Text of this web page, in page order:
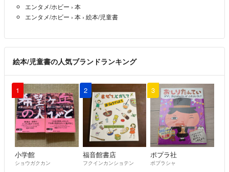
エンタメ/ホビー › 本
エンタメ/ホビー › 本 › 絵本/児童書
絵本/児童書の人気ブランドランキング
1
小学館
ショウガクカン
2
福音館書店
フクインカンショテン
3
ポプラ社
ポプラシャ